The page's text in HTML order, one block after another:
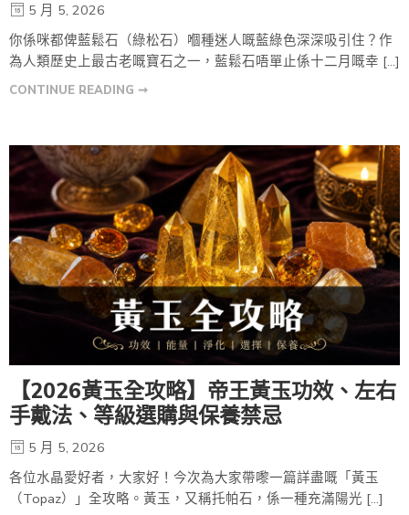
5 月 5, 2026
你係咪都俾藍鬆石（綠松石）嗰種迷人嘅藍綠色深深吸引住？作
為人類歷史上最古老嘅寶石之一，藍鬆石唔單止係十二月嘅幸 […]
CONTINUE READING ➞
【2026黃玉全攻略】帝王黃玉功效、左右
手戴法、等級選購與保養禁忌
5 月 5, 2026
各位水晶愛好者，大家好！今次為大家帶嚟一篇詳盡嘅「黃玉
（Topaz）」全攻略。黃玉，又稱托帕石，係一種充滿陽光 […]